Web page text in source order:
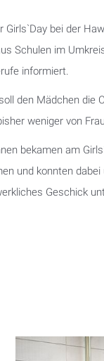
Girls`Day bei der
Schulen im
informiert.
den Mädchen die
weniger von
bekamen am
und konnten
Geschick